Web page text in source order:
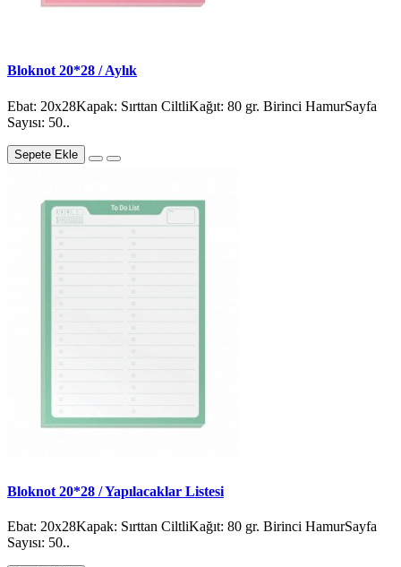
Bloknot 20*28 / Aylık
Ebat: 20x28Kapak: Sırttan CiltliKağıt: 80 gr. Birinci HamurSayfa
Sayısı: 50..
Sepete Ekle
Bloknot 20*28 / Yapılacaklar Listesi
Ebat: 20x28Kapak: Sırttan CiltliKağıt: 80 gr. Birinci HamurSayfa
Sayısı: 50..